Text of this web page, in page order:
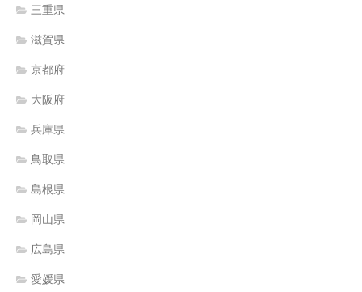
三重県
滋賀県
京都府
大阪府
兵庫県
鳥取県
島根県
岡山県
広島県
愛媛県